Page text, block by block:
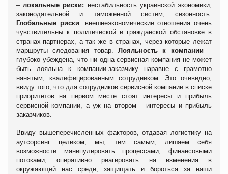
–локальные риски: нестабильность украинской экономики,
законодательной и таможенной систем, сезонность.
Глобальные риски: внешнеэкономические отношения очень
чувствительны к политической и гражданской обстановке в
странах-партнерах, а так же в странах, через которые лежат
маршруты следования товар. Лояльность к компании –
глубоко убеждена, что ни одна сервисная компания не может
быть лояльна к компании-заказчику наравне с грамотно
нанятым, квалифицированным сотрудником. Это очевидно,
ввиду того, что для сотрудников сервисной компании в списке
приоритетов на первом месте стоят интересы и прибыль
сервисной компании, а уж на втором – интересы и прибыль
заказчиков.
Ввиду вышеперечисленных факторов, отдавая логистику на
аутсорсинг целиком, мы, тем самым, лишаем себя
возможности манипулировать процессами, финансовыми
потоками; оперативно реагировать на изменения в
окружающей нас среде, защищать и бороться за наши